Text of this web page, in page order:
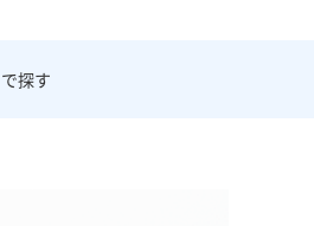
で探す